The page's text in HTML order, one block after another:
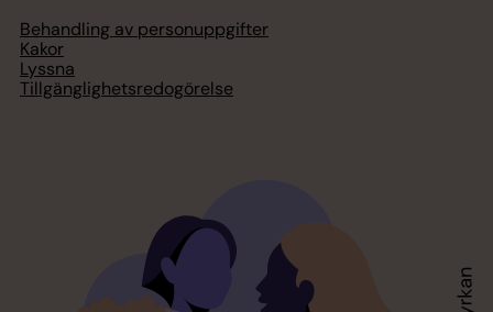
Behandling av personuppgifter
Kakor
Lyssna
Tillgänglighetsredogörelse